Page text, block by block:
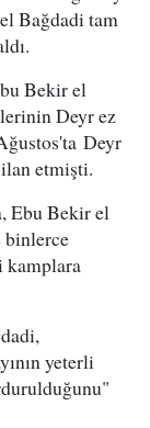
Bağdadi tam
Bekir el
Deyr ez
Deyr
etmişti.
Ebu Bekir el
binlerce
kamplara
yeterli